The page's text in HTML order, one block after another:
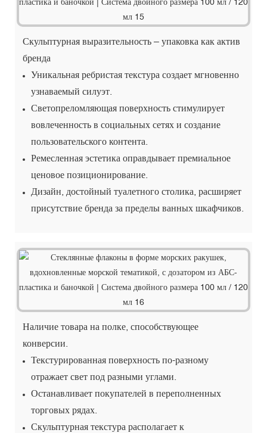
Скульптурная выразительность – упаковка как актив
бренда
Уникальная ребристая текстура создает мгновенно
узнаваемый силуэт.
Светопреломляющая поверхность стимулирует
вовлеченность в социальных сетях и создание
пользовательского контента.
Ремесленная эстетика оправдывает премиальное
ценовое позиционирование.
Дизайн, достойный туалетного столика, расширяет
присутствие бренда за пределы ванных шкафчиков.
Наличие товара на полке, способствующее
конверсии.
Текстурированная поверхность по-разному
отражает свет под разными углами.
Останавливает покупателей в переполненных
торговых рядах.
Скульптурная текстура располагает к